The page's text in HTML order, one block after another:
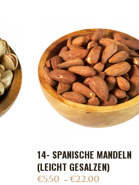
ADD TO CART
14- SPANISCHE MANDELN
(LEICHT GESALZEN)
€5.50 – €22.00